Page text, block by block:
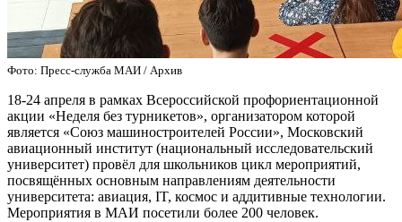
Фото: Пресс-служба МАИ / Архив
18-24 апреля в рамках Всероссийской профориентационной
акции «Неделя без турникетов», организатором которой
является «Союз машиностроителей России», Московский
авиационный институт (национальный исследовательский
университет) провёл для школьников цикл мероприятий,
посвящённых основным направлениям деятельности
университета: авиация, IT, космос и аддитивные технологии.
Мероприятия в МАИ посетили более 200 человек.